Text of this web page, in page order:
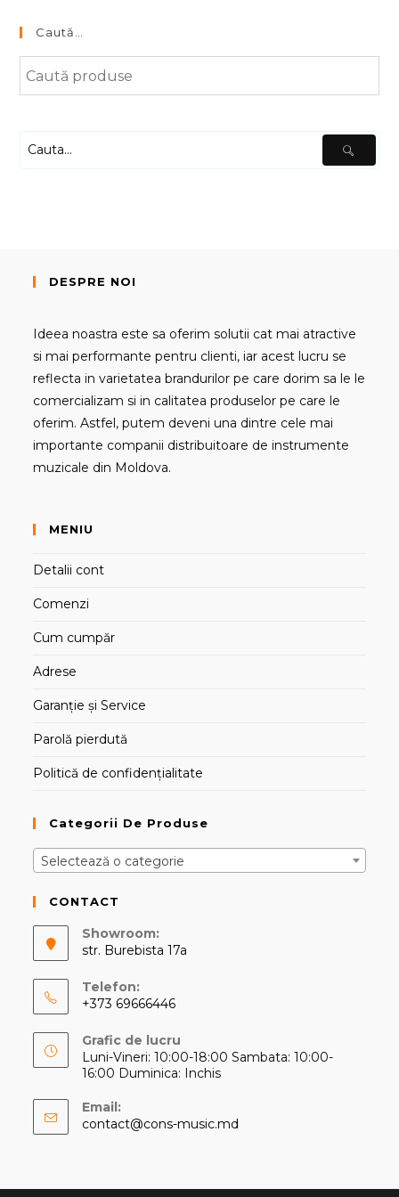
Caută…
DESPRE NOI
Ideea noastra este sa oferim solutii cat mai atractive
si mai performante pentru clienti, iar acest lucru se
reflecta in varietatea brandurilor pe care dorim sa le le
comercializam si in calitatea produselor pe care le
oferim. Astfel, putem deveni una dintre cele mai
importante companii distribuitoare de instrumente
muzicale din Moldova.
MENIU
Detalii cont
Comenzi
Cum cumpăr
Adrese
Garanție și Service
Parolă pierdută
Politică de confidențialitate
Categorii De Produse
Selectează o categorie
CONTACT
Showroom:
str. Burebista 17a
Telefon:
+373 69666446
in
your
Grafic de lucru
Luni-Vineri: 10:00-18:00 Sambata: 10:00-
16:00 Duminica: Inchis
Email:
contact@cons-music.md